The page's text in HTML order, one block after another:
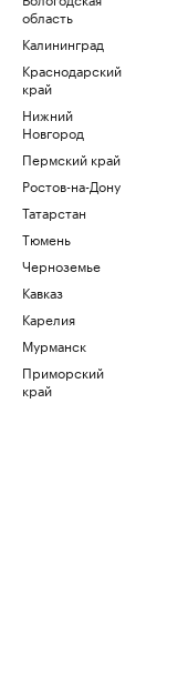
область
Калининград
Краснодарский
край
Нижний
Новгород
Пермский край
Ростов-на-Дону
Татарстан
Тюмень
Черноземье
Кавказ
Карелия
Мурманск
Приморский
край